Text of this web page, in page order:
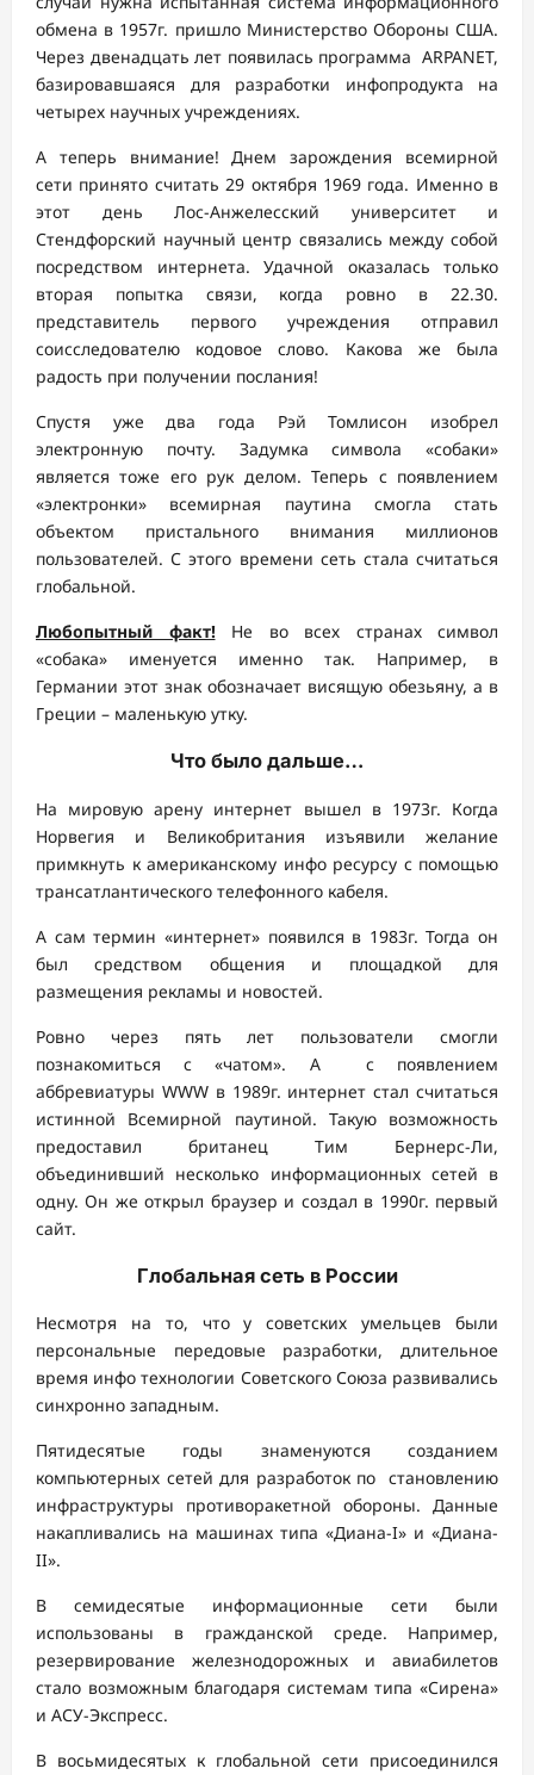
обмена в 1957г. пришло Министерство Обороны США.
Через двенадцать лет появилась программа ARPANET,
базировавшаяся для разработки инфопродукта на
четырех научных учреждениях.
А теперь внимание! Днем зарождения всемирной
сети принято считать 29 октября 1969 года. Именно в
этот день Лос-Анжелесский университет и
Стендфорский научный центр связались между собой
посредством интернета. Удачной оказалась только
вторая попытка связи, когда ровно в 22.30.
представитель первого учреждения отправил
соисследователю кодовое слово. Какова же была
радость при получении послания!
Спустя уже два года Рэй Томлисон изобрел
электронную почту. Задумка символа «собаки»
является тоже его рук делом. Теперь с появлением
«электронки» всемирная паутина смогла стать
объектом пристального внимания миллионов
пользователей. С этого времени сеть стала считаться
глобальной.
Любопытный факт!Не во всех странах символ
«собака» именуется именно так. Например, в
Германии этот знак обозначает висящую обезьяну, а в
Греции – маленькую утку.
Что было дальше…
На мировую арену интернет вышел в 1973г. Когда
Норвегия и Великобритания изъявили желание
примкнуть к американскому инфо ресурсу с помощью
трансатлантического телефонного кабеля.
А сам термин «интернет» появился в 1983г. Тогда он
был средством общения и площадкой для
размещения рекламы и новостей.
Ровно через пять лет пользователи смогли
познакомиться с «чатом». А с появлением
аббревиатуры WWW в 1989г. интернет стал считаться
истинной Всемирной паутиной. Такую возможность
предоставил британец Тим Бернерс-Ли,
объединивший несколько информационных сетей в
одну. Он же открыл браузер и создал в 1990г. первый
сайт.
Глобальная сеть в России
Несмотря на то, что у советских умельцев были
персональные передовые разработки, длительное
время инфо технологии Советского Союза развивались
синхронно западным.
Пятидесятые годы знаменуются созданием
компьютерных сетей для разработок по становлению
инфраструктуры противоракетной обороны. Данные
накапливались на машинах типа «Диана-I» и «Диана-
II».
В семидесятые информационные сети были
использованы в гражданской среде. Например,
резервирование железнодорожных и авиабилетов
стало возможным благодаря системам типа «Сирена»
и АСУ-Экспресс.
В восьмидесятых к глобальной сети присоединился